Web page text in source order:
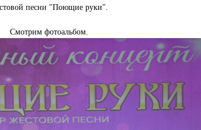
песни "Поющие руки".
Смотрим фотоальбом.